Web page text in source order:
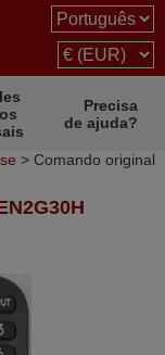
Precisa
de ajuda?
> Comando original